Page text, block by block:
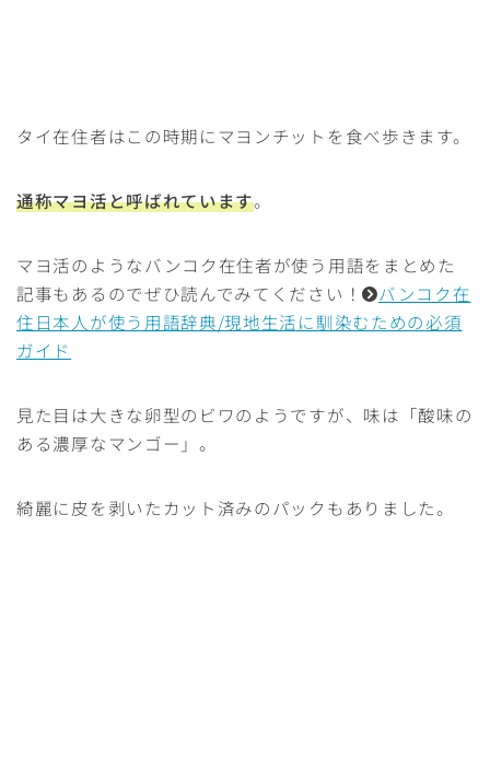
タイ在住者はこの時期にマヨンチットを食べ歩きます。
通称マヨ活と呼ばれています。
マヨ活のようなバンコク在住者が使う用語をまとめた
記事もあるのでぜひ読んでみてください！
バンコク在
住日本人が使う用語辞典/現地生活に馴染むための必須
ガイド
見た目は大きな卵型のビワのようですが、味は「酸味の
ある濃厚なマンゴー」。
綺麗に皮を剥いたカット済みのパックもありました。